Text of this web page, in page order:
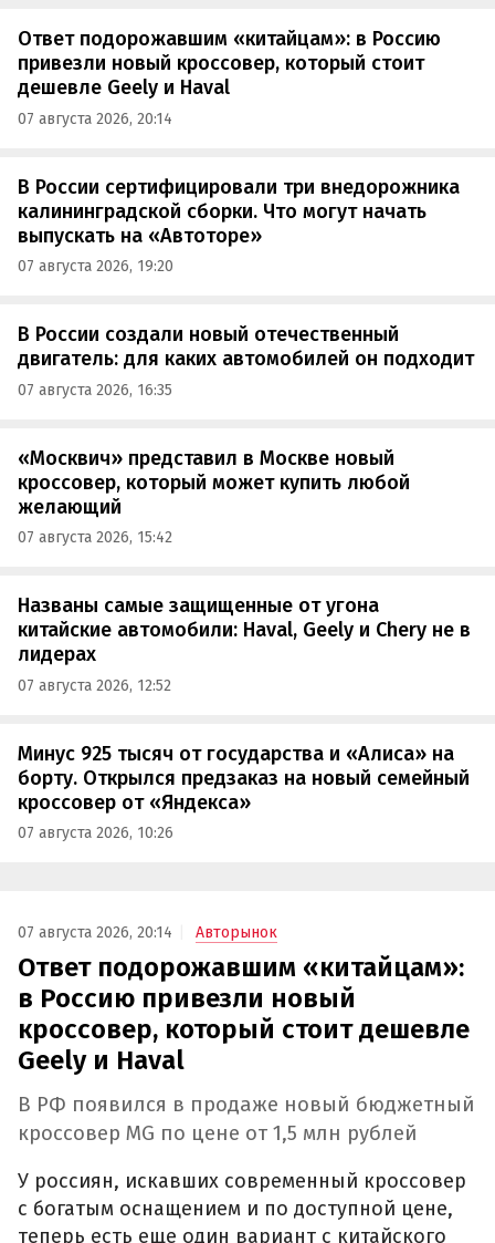
Ответ подорожавшим «китайцам»: в Россию
привезли новый кроссовер, который стоит
дешевле Geely и Haval
07 августа 2026, 20:14
В России сертифицировали три внедорожника
калининградской сборки. Что могут начать
выпускать на «Автоторе»
07 августа 2026, 19:20
В России создали новый отечественный
двигатель: для каких автомобилей он подходит
07 августа 2026, 16:35
«Москвич» представил в Москве новый
кроссовер, который может купить любой
желающий
07 августа 2026, 15:42
Названы самые защищенные от угона
китайские автомобили: Haval, Geely и Chery не в
лидерах
07 августа 2026, 12:52
Минус 925 тысяч от государства и «Алиса» на
борту. Открылся предзаказ на новый семейный
кроссовер от «Яндекса»
07 августа 2026, 10:26
07 августа 2026, 20:14 Авторынок
Ответ подорожавшим «китайцам»:
в Россию привезли новый
кроссовер, который стоит дешевле
Geely и Haval
В РФ появился в продаже новый бюджетный
кроссовер MG по цене от 1,5 млн рублей
У россиян, искавших современный кроссовер
с богатым оснащением и по доступной цене,
теперь есть еще один вариант с китайского